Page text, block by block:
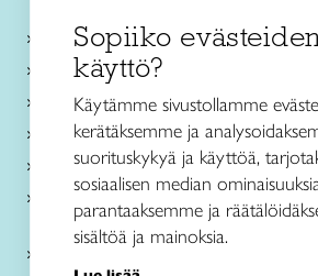
Käsityökurssit ja koulutus
Ajankohtaista
Käsityöohjeet
Me olemme Taito
Paikallinen toiminta
Verkkokaupat
Kirjaudu Arviin
Sopiiko
käyttö?
Käytämme sivustollamme
kerätäksemme ja
suorituskykyä ja käyttöä,
sosiaalisen median
parantaaksemme ja
sisältöä ja mainoksia.